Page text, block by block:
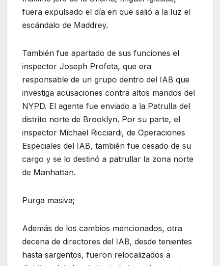
fuera expulsado el día en que salió a la luz el
escándalo de Maddrey.
También fue apartado de sus funciones el
inspector Joseph Profeta, que era
responsable de un grupo dentro del IAB que
investiga acusaciones contra altos mandos del
NYPD. El agente fue enviado a la Patrulla del
distrito norte de Brooklyn. Por su parte, el
inspector Michael Ricciardi, de Operaciones
Especiales del IAB, también fue cesado de su
cargo y se lo destinó a patrullar la zona norte
de Manhattan.
Purga masiva;
Además de los cambios mencionados, otra
decena de directores del IAB, desde tenientes
hasta sargentos, fueron relocalizados a